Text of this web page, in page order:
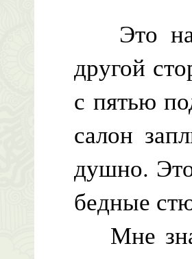
Это
другой
с пятью
салон
душно.
бедные
Мне